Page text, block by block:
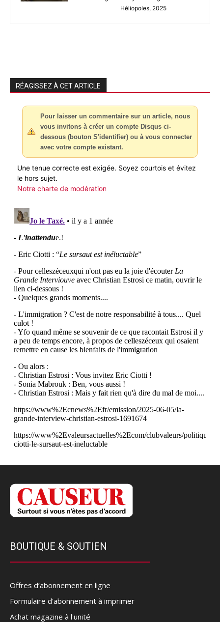
Héliopoles, 2025
RÉAGISSEZ À CET ARTICLE
Pour laisser un commentaire sur un article, nous
vous invitons à créer un compte Disqus ci-
dessous (bouton S'identifier) ou à vous connecter
avec votre compte existant.
Une tenue correcte est exigée. Soyez courtois et évitez
le hors sujet.
Notre charte de modération
BOUTIQUE & SOUTIEN
Offres d’abonnement en ligne
Formulaire d'abonnement à imprimer
Achat magazine à l'unité